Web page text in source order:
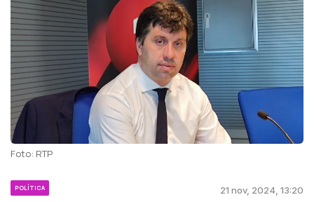
Foto: RTP
POLÍTICA 21 nov, 2024, 13:20